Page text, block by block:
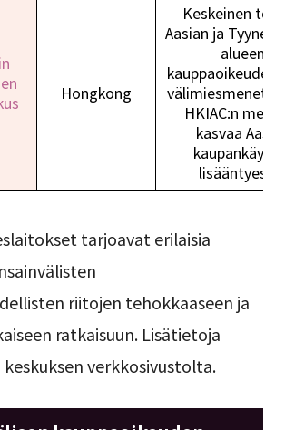
Hongkong
Keskeinen
Aasian ja
alueen
HKIAC:n
kasvaa
tarjoavat erilaisia
riitojen tehokkaaseen ja
ratkaisuun. Lisätietoja
verkkosivustolta.